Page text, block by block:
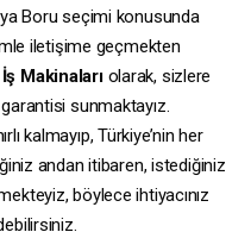
Boru seçimi konusunda
iletişime geçmekten
Makinalarıolarak, sizlere
sunmaktayız.
kalmayıp, Türkiye’nin her
andan itibaren, istediğiniz
böylece ihtiyacınız